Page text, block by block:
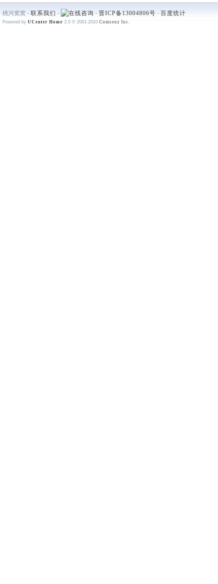
桃河窝窝 - 联系我们 - - 晋ICP备13004806号 - 百度统计
Powered by UCenter Home 2.0 © 2001-2010 Comsenz Inc.